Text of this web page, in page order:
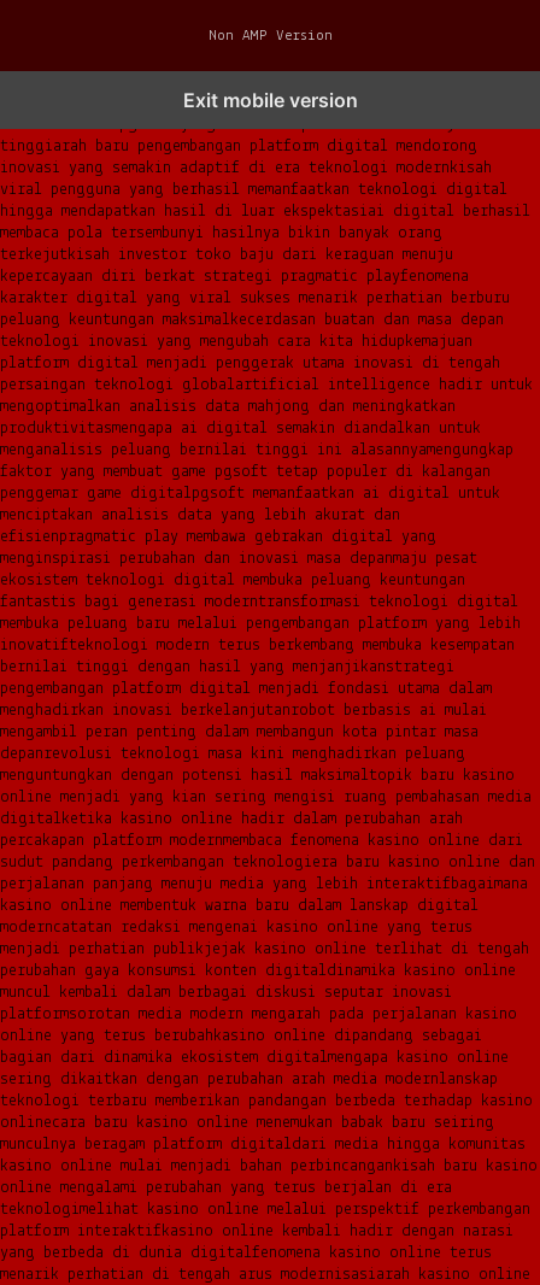
Non AMP Version
Exit mobile version
dalam menghadirkan inovasi berkualitasai digital menjadi kunci
tinggiarah baru pengembangan platform digital mendorong
inovasi yang semakin adaptif di era teknologi modern kisah
viral pengguna yang berhasil memanfaatkan teknologi digital
hingga mendapatkan hasil di luar ekspektasiai digital berhasil
membaca pola tersembunyi hasilnya bikin banyak orang
terkejutkisah investor toko baju dari keraguan menuju
kepercayaan diri berkat strategi pragmatic playfenomena
karakter digital yang viral sukses menarik perhatian berburu
peluang keuntungan maksimal kecerdasan buatan dan masa depan
teknologi inovasi yang mengubah cara kita hidup kemajuan
platform digital menjadi penggerak utama inovasi di tengah
persaingan teknologi globalartificial intelligence hadir untuk
mengoptimalkan analisis data mahjong dan meningkatkan
produktivitasmengapa ai digital semakin diandalkan untuk
menganalisis peluang bernilai tinggi ini alasannyamengungkap
faktor yang membuat game pgsoft tetap populer di kalangan
penggemar game digitalpgsoft memanfaatkan ai digital untuk
menciptakan analisis data yang lebih akurat dan
efisienpragmatic play membawa gebrakan digital yang
menginspirasi perubahan dan inovasi masa depanmaju pesat
ekosistem teknologi digital membuka peluang keuntungan
fantastis bagi generasi moderntransformasi teknologi digital
membuka peluang baru melalui pengembangan platform yang lebih
inovatifteknologi modern terus berkembang membuka kesempatan
bernilai tinggi dengan hasil yang menjanjikanstrategi
pengembangan platform digital menjadi fondasi utama dalam
menghadirkan inovasi berkelanjutanrobot berbasis ai mulai
mengambil peran penting dalam membangun kota pintar masa
depanrevolusi teknologi masa kini menghadirkan peluang
menguntungkan dengan potensi hasil maksimaltopik baru kasino
online menjadi yang kian sering mengisi ruang pembahasan media
digital ketika kasino online hadir dalam perubahan arah
percakapan platform modernmembaca fenomena kasino online dari
sudut pandang perkembangan teknologiera baru kasino online dan
perjalanan panjang menuju media yang lebih interaktif bagaimana
kasino online membentuk warna baru dalam lanskap digital
moderncatatan redaksi mengenai kasino online yang terus
menjadi perhatian publikjejak kasino online terlihat di tengah
perubahan gaya konsumsi konten digitaldinamika kasino online
muncul kembali dalam berbagai diskusi seputar inovasi
platformsorotan media modern mengarah pada perjalanan kasino
online yang terus berubah kasino online dipandang sebagai
bagian dari dinamika ekosistem digitalmengapa kasino online
sering dikaitkan dengan perubahan arah media modernlanskap
teknologi terbaru memberikan pandangan berbeda terhadap kasino
onlinecara baru kasino online menemukan babak baru seiring
munculnya beragam platform digitaldari media hingga komunitas
kasino online mulai menjadi bahan perbincangan kisah baru kasino
online mengalami perubahan yang terus berjalan di era
teknologimelihat kasino online melalui perspektif perkembangan
platform interaktif kasino online kembali hadir dengan narasi
yang berbeda di dunia digitalfenomena kasino online terus
menarik perhatian di tengah arus modernisasiarah kasino online